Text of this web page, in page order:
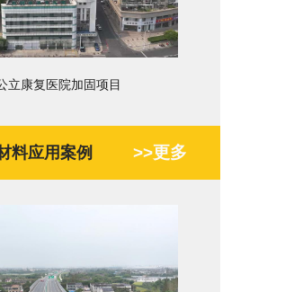
立康复医院加固项目
料应用案例 >>更多